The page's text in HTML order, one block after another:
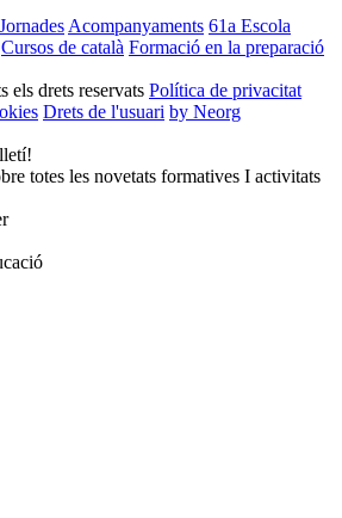
Jornades Acompanyaments 61a Escola
Cursos de català Formació en la preparació
els drets reservats Política de privacitat
Drets de l'usuari by Neorg
totes les novetats formatives I activitats